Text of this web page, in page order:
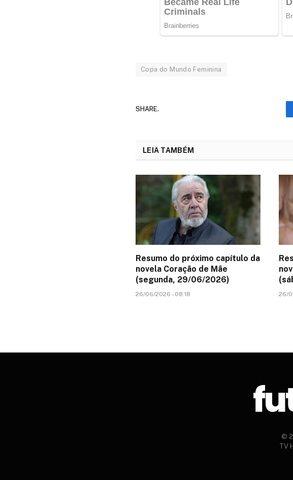
Copa do Mundo Feminina
SHARE.
LEIA TAMBÉM
Resumo do próximo capítulo da
novela Coração de Mãe
(segunda, 29/06/2026)
26/06/2026 - 08:18 26/
©
TV